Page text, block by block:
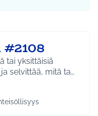
tai yksittäisiä
selvittää, mitä ta…
Tuusula
mukaan: Hyvinvointi ja